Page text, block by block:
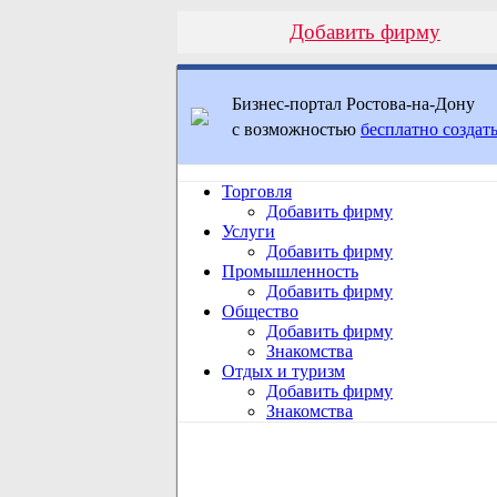
Добавить фирму
Бизнес-портал Ростова-на-Дону
с возможностью бесплатно
Торговля
Добавить фирму
Услуги
Добавить фирму
Промышленность
Добавить фирму
Общество
Добавить фирму
Знакомства
Отдых и туризм
Добавить фирму
Знакомства